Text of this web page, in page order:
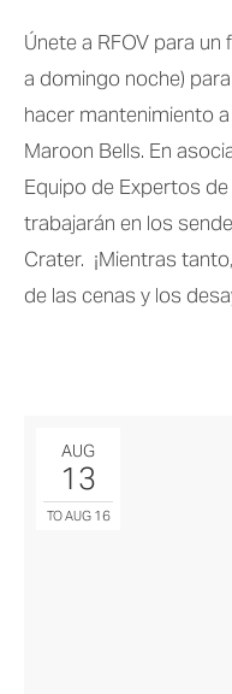
Únete a RFOV para
a domingo noche)
hacer mantenimiento
Maroon Bells. En
Equipo de Expertos
trabajarán en los
Crater.  ¡Mientras
de las cenas y los
AUG
13
TO AUG 16